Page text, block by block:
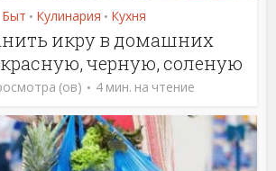
Быт • Кулинария • Кухня
икру в домашних
черную, соленую
(ов) 4 мин. на чтение